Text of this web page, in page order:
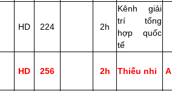
HD 224 2h
Kênh giải
trí tổng
hợp quốc
tế
HD 256 2h Thiếu nhi